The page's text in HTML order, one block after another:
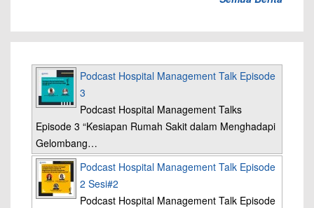
Podcast Hospital Management Talk Episode
3
Podcast Hospital Management Talks
Episode 3 “Kesiapan Rumah Sakit dalam Menghadapi
Gelombang…
Podcast Hospital Management Talk Episode
2 Sesi#2
Podcast Hospital Management Talk Episode